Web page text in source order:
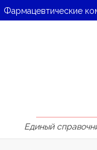
Фармацевтические
Единый